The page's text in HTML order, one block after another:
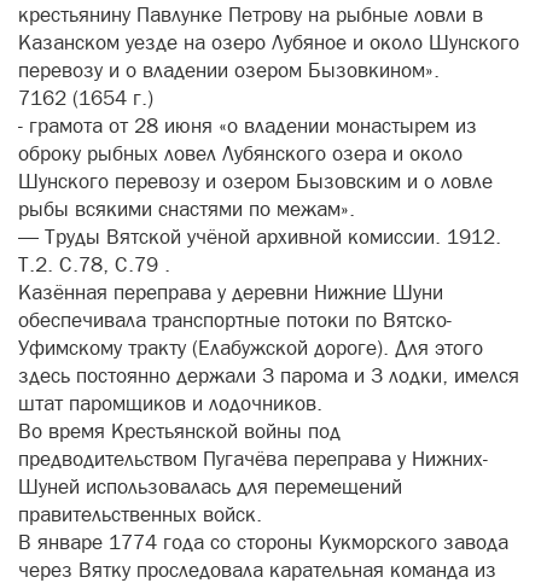
крестьянину Павлунке Петрову на рыбные ловли в
Казанском уезде на озеро Лубяное и около Шунского
перевозу и о владении озером Бызовкином».
7162 (1654 г.)
- грамота от 28 июня «о владении монастырем из
оброку рыбных ловел Лубянского озера и около
Шунского перевозу и озером Бызовским и о ловле
рыбы всякими снастями по межам».
— Труды Вятской учёной архивной комиссии. 1912.
Т.2. С.78, С.79 .
Казённая переправа у деревни Нижние Шуни
обеспечивала транспортные потоки по Вятско-
Уфимскому тракту (Елабужской дороге). Для этого
здесь постоянно держали 3 парома и 3 лодки, имелся
штат паромщиков и лодочников.
Во время Крестьянской войны под
предводительством Пугачёва переправа у Нижних-
Шуней использовалась для перемещений
правительственных войск.
В январе 1774 года со стороны Кукморского завода
через Вятку проследовала карательная команда из